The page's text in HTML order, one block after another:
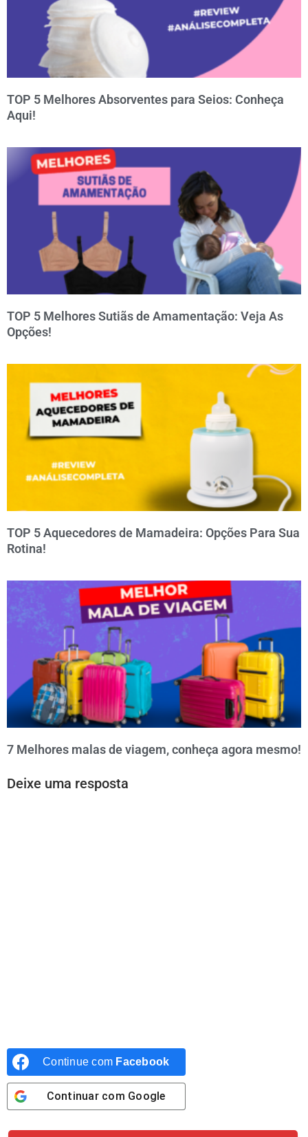
TOP 5 Melhores Absorventes para Seios: Conheça
Aqui!
TOP 5 Melhores Sutiãs de Amamentação: Veja As
Opções!
TOP 5 Aquecedores de Mamadeira: Opções Para Sua
Rotina!
7 Melhores malas de viagem, conheça agora mesmo!
Deixe uma resposta
Continue com Facebook
Continuar com Google